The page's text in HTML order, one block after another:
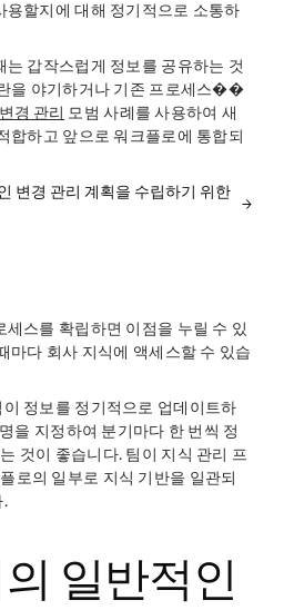
용할지에 대해 정기적으로 소통하
는 갑작스럽게 정보를 공유하는 것
을 야기하거나 기존 프로세스��
변경 관리 모범 사례를 사용하여 새
합하고 앞으로 워크플로에 통합되
변경 관리 계획을 수립하기 위한
세스를 확립하면 이점을 누릴 수 있
마다 회사 지식에 액세스할 수 있습
정보를 정기적으로 업데이트하
을 지정하여 분기마다 한 번씩 정
것이 좋습니다. 팀이 지식 관리 프
로의 일부로 지식 기반을 일관되
.
일반적인